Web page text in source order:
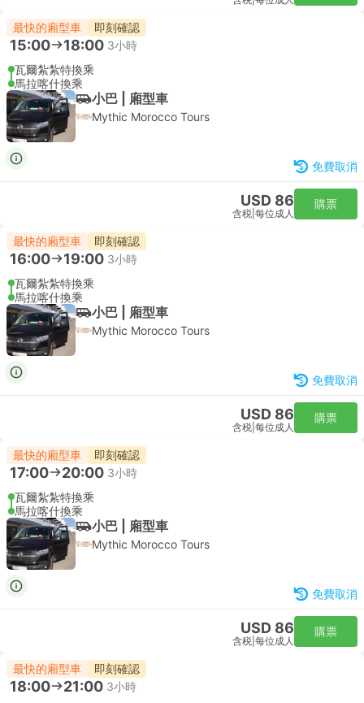
最快的廂型車 即刻確認
15:00 18:00 3小時
瓦爾紮紮特換乘
馬拉喀什換乘
小巴 | 廂型車
Mythic Morocco Tours
免費取消
USD 86
含税 每位成人
購票
最快的廂型車 即刻確認
16:00 19:00 3小時
瓦爾紮紮特換乘
馬拉喀什換乘
小巴 | 廂型車
Mythic Morocco Tours
免費取消
USD 86
含税 每位成人
購票
最快的廂型車 即刻確認
17:00 20:00 3小時
瓦爾紮紮特換乘
馬拉喀什換乘
小巴 | 廂型車
Mythic Morocco Tours
免費取消
USD 86
含税 每位成人
購票
最快的廂型車 即刻確認
18:00 21:00 3小時